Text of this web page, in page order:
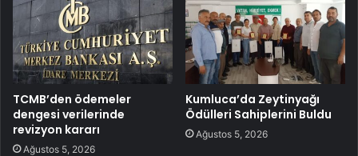
TCMB’den ödemeler
dengesi verilerinde
revizyon kararı
Ağustos 5, 2026
Kumluca’da Zeytinyağı
Ödülleri Sahiplerini Buldu
Ağustos 5, 2026